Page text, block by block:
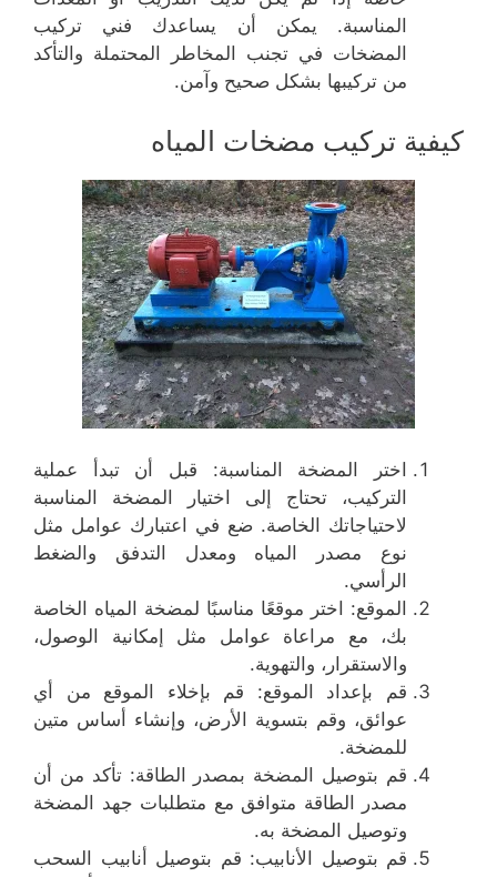
المناسبة. يمكن أن يساعدك فني تركيب
المضخات في تجنب المخاطر المحتملة والتأكد
من تركيبها بشكل صحيح وآمن.
كيفية تركيب مضخات المياه
اختر المضخة المناسبة: قبل أن تبدأ عملية
التركيب، تحتاج إلى اختيار المضخة المناسبة
لاحتياجاتك الخاصة. ضع في اعتبارك عوامل مثل
نوع مصدر المياه ومعدل التدفق والضغط
الرأسي.
الموقع: اختر موقعًا مناسبًا لمضخة المياه الخاصة
بك، مع مراعاة عوامل مثل إمكانية الوصول،
والاستقرار، والتهوية.
قم بإعداد الموقع: قم بإخلاء الموقع من أي
عوائق، وقم بتسوية الأرض، وإنشاء أساس متين
للمضخة.
قم بتوصيل المضخة بمصدر الطاقة: تأكد من أن
مصدر الطاقة متوافق مع متطلبات جهد المضخة
وتوصيل المضخة به.
قم بتوصيل الأنابيب: قم بتوصيل أنابيب السحب